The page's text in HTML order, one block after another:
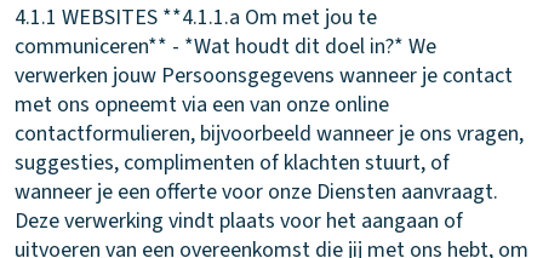
4.1.1 WEBSITES **4.1.1.a Om met jou te
communiceren** - *Wat houdt dit doel in?* We
verwerken jouw Persoonsgegevens wanneer je contact
met ons opneemt via een van onze online
contactformulieren, bijvoorbeeld wanneer je ons vragen,
suggesties, complimenten of klachten stuurt, of
wanneer je een offerte voor onze Diensten aanvraagt.
Deze verwerking vindt plaats voor het aangaan of
uitvoeren van een overeenkomst die jij met ons hebt, om